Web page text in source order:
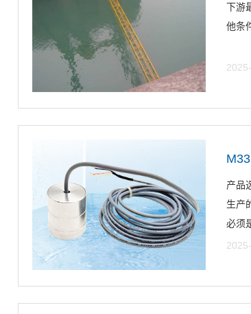
下游
他条
产品
生产
必须